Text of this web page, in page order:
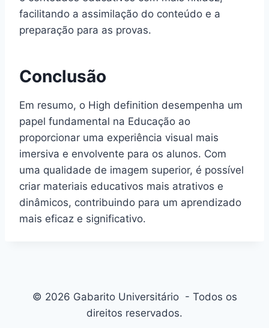
facilitando a assimilação do conteúdo e a
preparação para as provas.
Conclusão
Em resumo, o High definition desempenha um
papel fundamental na Educação ao
proporcionar uma experiência visual mais
imersiva e envolvente para os alunos. Com
uma qualidade de imagem superior, é possível
criar materiais educativos mais atrativos e
dinâmicos, contribuindo para um aprendizado
mais eficaz e significativo.
© 2026 Gabarito Universitário - Todos os
direitos reservados.